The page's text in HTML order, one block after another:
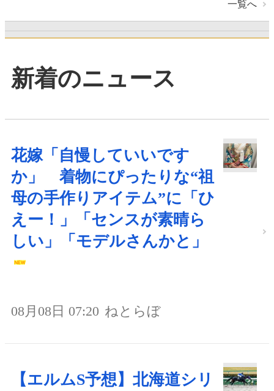
一覧へ
新着のニュース
花嫁「自慢していいです
か」 着物にぴったりな“祖
母の手作りアイテム”に「ひ
えー！」「センスが素晴ら
しい」「モデルさんかと」
08月08日 07:20 ねとらぼ
【エルムS予想】北海道シリ